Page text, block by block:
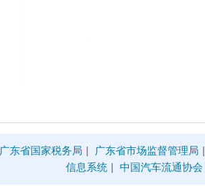
广东省国家税务局 | 广东省市场监督管理局 |
信息系统 | 中国汽车流通协会